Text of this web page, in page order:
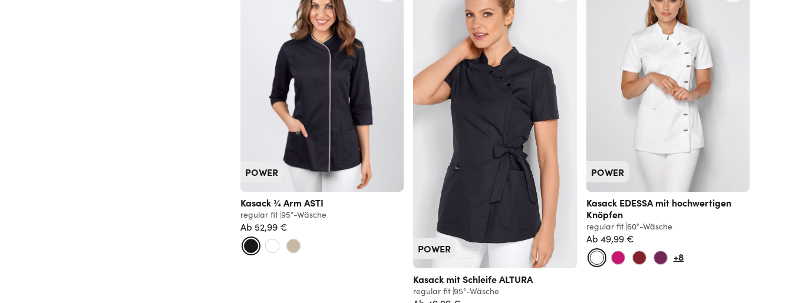
POWER
Kasack ¾ Arm ASTI
regular fit 95°-Wäsche
Ab 52,99 €
POWER
Kasack mit Schleife ALTURA
regular fit 95°-Wäsche
POWER
Kasack EDESSA mit hochwertigen
Knöpfen
regular fit 60°-Wäsche
Ab 49,99 €Normalpreis
+8